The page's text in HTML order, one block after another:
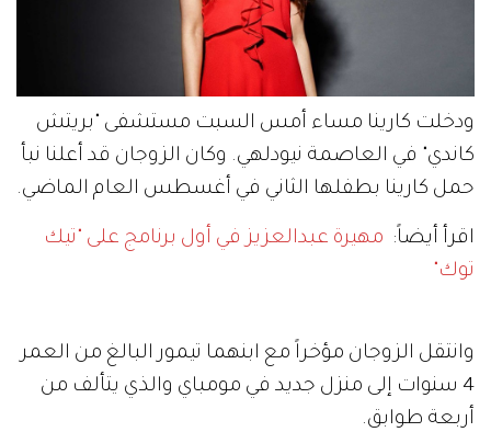
ودخلت كارينا مساء أمس السبت مستشفى "بريتش
كاندي" في العاصمة نيودلهي. وكان الزوجان قد أعلنا نبأ
حمل كارينا بطفلها الثاني في أغسطس العام الماضي.
اقرأ أيضاً: مهيرة عبدالعزيز في أول برنامج على "تيك
توك"
وانتقل الزوجان مؤخراً مع ابنهما تيمور البالغ من العمر
4 سنوات إلى منزل جديد في مومباي والذي يتألف من
أربعة طوابق.